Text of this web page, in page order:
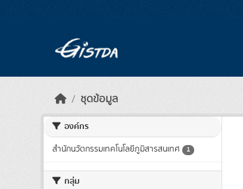
ชุดข้อมูล
องค์กร
สำนักนวัตกรรมเทคโนโลยีภูมิสารสนเทศ 1
กลุ่ม